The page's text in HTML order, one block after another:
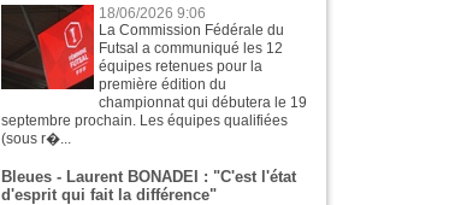
18/06/2026 9:06
La Commission Fédérale du
Futsal a communiqué les 12
équipes retenues pour la
première édition du
championnat qui débutera le 19
septembre prochain. Les équipes qualifiées
(sous r�...
Bleues - Laurent BONADEI : "C'est l'état
d'esprit qui fait la différence"